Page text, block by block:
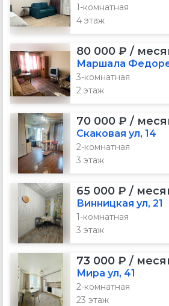
1-комнатная
4 этаж
80 000 ₽ /
Маршала
3-комнатная
2 этаж
70 000 ₽ /
Скаковая ул, 14
2-комнатная
3 этаж
65 000 ₽ /
Винницкая ул, 21
1-комнатная
3 этаж
73 000 ₽ /
Мира ул, 41
2-комнатная
23 этаж